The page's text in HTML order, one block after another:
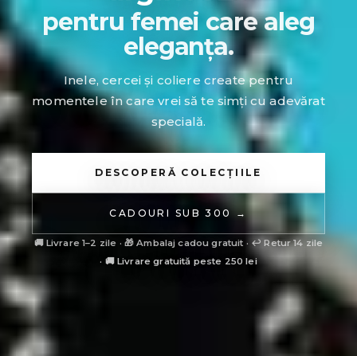
pentru femei care aleg
eleganța.
Inele, cercei și coliere create pentru
momentele în care vrei să te simți cu adevărat
specială.
DESCOPERĂ COLECȚIILE
CADOURI SUB 300 →
🚚 Livrare 1–2 zile · 🎁 Ambalaj cadou gratuit · ↩ Retur 14 zile
· 🚚 Livrare gratuită peste 250 lei